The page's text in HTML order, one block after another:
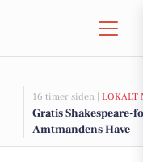
16 timer siden | LOKALT
Gratis Shakespeare-
Amtmandens Have